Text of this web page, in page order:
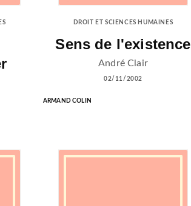
DROIT ET SCIENCES HUMAINES
Sens de l'existence
André Clair
02/11/2002
ARMAND COLIN